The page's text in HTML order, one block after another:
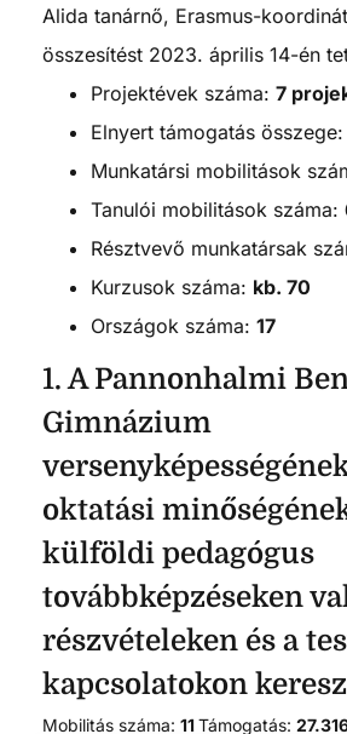
Alida tanárnő, Erasmus-
összesítést 2023. április 14-én
Projektévek száma: 7
Elnyert támogatás összege:
Munkatársi mobilitások
Tanulói mobilitások száma:
Résztvevő munkatársak
Kurzusok száma: kb. 70
Országok száma: 17
1. A Pannonhalmi
Gimnázium
oktatási
külföldi pedagógus
továbbképzéseken
részvételeken és a
kapcsolatokon
Mobilitás száma: 11Támogatás: